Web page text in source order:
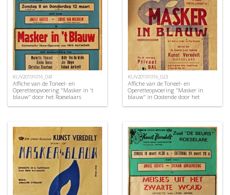
KUV20191016_041
Affiche van de Toneel- en
Operetteopvoering "Masker in 't
blauw" door het Roeselaars
KUV20191016_023
Affiche van de Toneel- en
Operetteopvoering "Masker in
blauw" in Oostende door het